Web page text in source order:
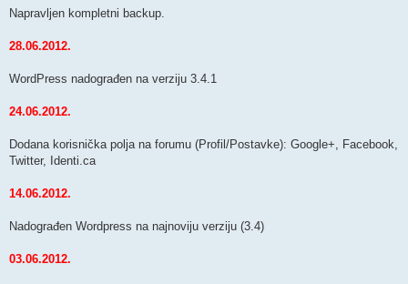
Napravljen kompletni backup.
28.06.2012.
WordPress nadograđen na verziju 3.4.1
24.06.2012.
Dodana korisnička polja na forumu (Profil/Postavke): Google+, Facebook,
Twitter, Identi.ca
14.06.2012.
Nadograđen Wordpress na najnoviju verziju (3.4)
03.06.2012.